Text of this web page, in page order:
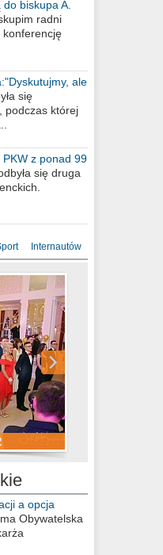
biskupa A.
radni
konferencję
ale
się
podczas której
z ponad 99
się druga
Internautów
a opcja
Obywatelska